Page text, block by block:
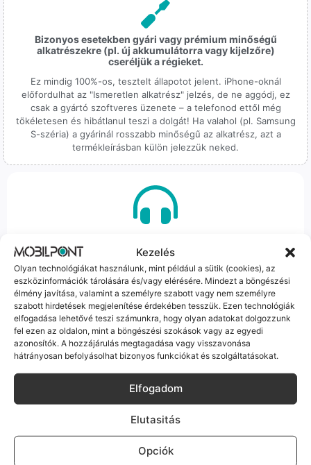
Kezelés
Olyan technológiákat használunk, mint például a sütik (cookies), az
eszközinformációk tárolására és/vagy elérésére. Mindezt a böngészési
élmény javítása, valamint a személyre szabott vagy nem személyre
szabott hirdetések megjelenítése érdekében tesszük. Ezen technológiák
elfogadása lehetővé teszi számunkra, hogy olyan adatokat dolgozzunk
fel ezen az oldalon, mint a böngészési szokások vagy az egyedi
azonosítók. A hozzájárulás megtagadása vagy visszavonása
hátrányosan befolyásolhat bizonyos funkciókat és szolgáltatásokat.
Elfogadom
Elutasitás
Opciók
Bizonyos esetekben gyári vagy prémium minőségű
alkatrészekre (pl. új akkumulátorra vagy kijelzőre)
cseréljük a régieket.
Ez mindig 100%-os, tesztelt állapotot jelent. iPhone-oknál
előfordulhat az "Ismeretlen alkatrész" jelzés, de ne aggódj, ez
csak a gyártó szoftveres üzenete – a telefonod ettől még
tökéletesen és hibátlanul teszi a dolgát! Ha valahol (pl. Samsung
S-széria) a gyárinál rosszabb minőségű az alkatrész, azt a
termékleírásban külön jelezzük neked.
Sok éve a szegedi piac meghatározó szereplői vagyunk.
Nem egy arctalan webshop vagyunk: ha kérdésed van, élő
ember veszi fel a telefont, és személyesen is megtalálsz
minket Szegeden.
Korrekt Ügyintézés
hanem megoldást. Szakértő kollégáink azonnal kézbe